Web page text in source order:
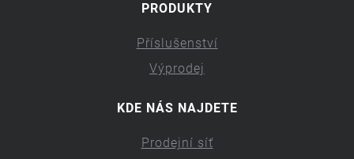
PRODUKTY
Příslušenství
Výprodej
KDE NÁS NAJDETE
Prodejní síť